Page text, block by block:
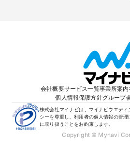
会社概要サービス一覧事業所案内
個人情報保護方針グループ
株式会社マイナビは、マイナビウエデ
シーを尊重し、利用者の個人情報の管
に取り扱うことをお約束します。
Copyright © Mynavi